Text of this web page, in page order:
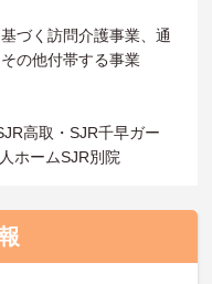
づく訪問介護事業、通
の他付帯する事業
高取・SJR千早ガー
ホームSJR別院